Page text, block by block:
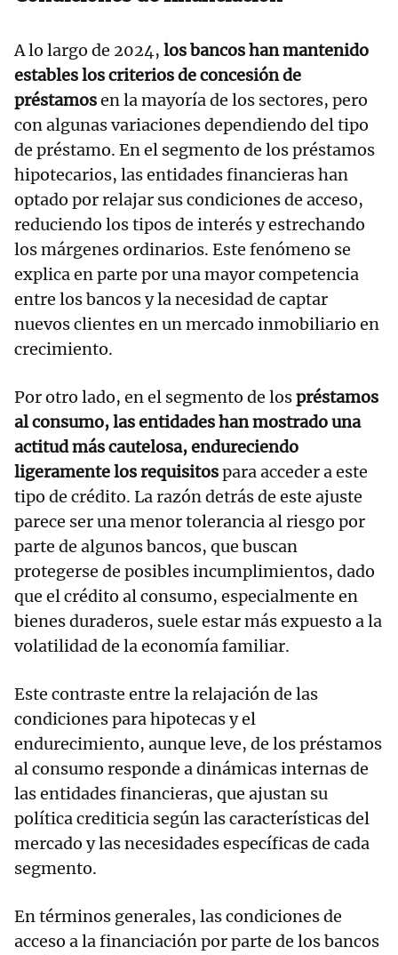
A lo largo de 2024, los bancos han mantenido
estables los criterios de concesión de
préstamosen la mayoría de los sectores, pero
con algunas variaciones dependiendo del tipo
de préstamo. En el segmento de los préstamos
hipotecarios, las entidades financieras han
optado por relajar sus condiciones de acceso,
reduciendo los tipos de interés y estrechando
los márgenes ordinarios. Este fenómeno se
explica en parte por una mayor competencia
entre los bancos y la necesidad de captar
nuevos clientes en un mercado inmobiliario en
crecimiento.
Por otro lado, en el segmento de lospréstamos
al consumo, las entidades han mostrado una
actitud más cautelosa, endureciendo
ligeramente los requisitospara acceder a este
tipo de crédito. La razón detrás de este ajuste
parece ser una menor tolerancia al riesgo por
parte de algunos bancos, que buscan
protegerse de posibles incumplimientos, dado
que el crédito al consumo, especialmente en
bienes duraderos, suele estar más expuesto a la
volatilidad de la economía familiar.
Este contraste entre la relajación de las
condiciones para hipotecas y el
endurecimiento, aunque leve, de los préstamos
al consumo responde a dinámicas internas de
las entidades financieras, que ajustan su
política crediticia según las características del
mercado y las necesidades específicas de cada
segmento.
En términos generales, las condiciones de
acceso a la financiación por parte de los bancos